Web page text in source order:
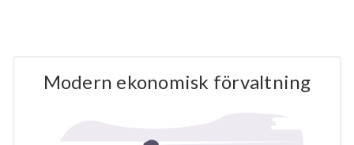
Modern ekonomisk förvaltning